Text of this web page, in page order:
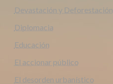
Devastación y Deforestación
Diplomacia
Educación
El accionar público
El desorden urbanístico